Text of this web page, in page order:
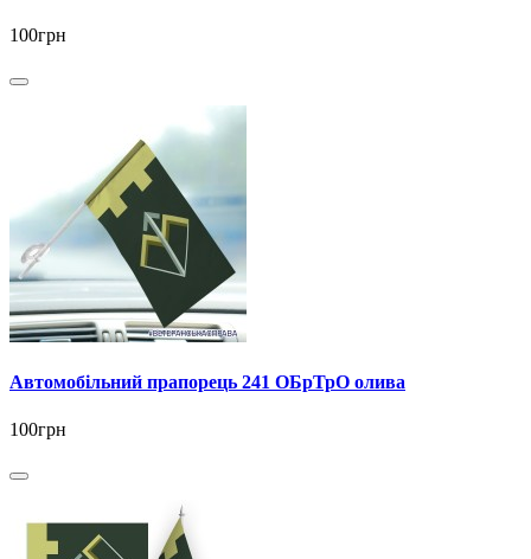
100грн
Автомобільний прапорець 241 ОБрТрО олива
100грн